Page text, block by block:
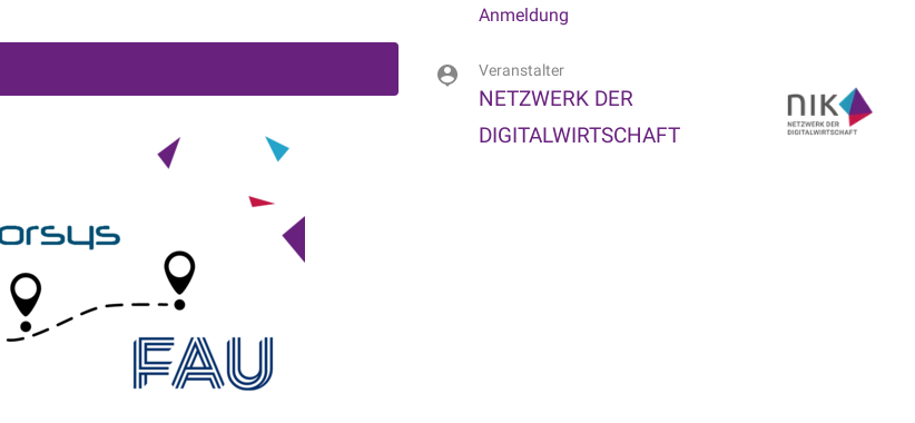
Anmeldung
Veranstalter
NETZWERK DER
DIGITALWIRTSCHAFT